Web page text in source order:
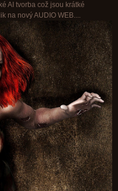
AI tvorba což jsou krátké
na nový AUDIO WEB....